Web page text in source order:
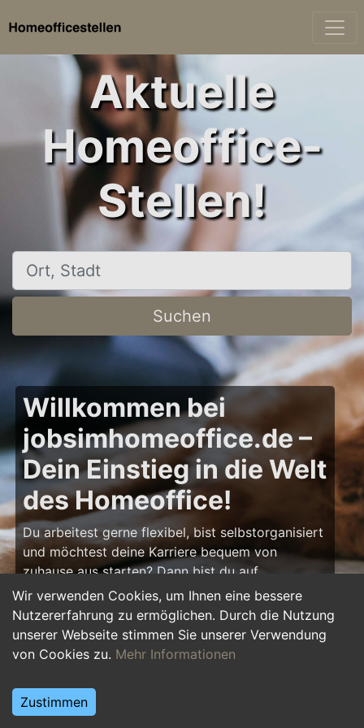
Wir verwenden Cookies, um Ihnen eine bessere
Nutzererfahrung zu ermöglichen. Durch die Nutzung
unserer Webseite stimmen Sie unserer Verwendung
von Cookies zu. Mehr Informationen
Zustimmen
Aktuelle
Homeoffice-
Stellen!
Ort, Stadt
Suchen
Willkommen bei
jobsimhomeoffice.de –
Dein Einstieg in die Welt
des Homeoffice!
Du arbeitest gerne flexibel, bist selbstorganisiert
und möchtest deine Karriere bequem von
zuhause aus starten? Dann bist du auf
jobsimhomeoffice.de genau richtig! Hier findest
du zahlreiche Ausbildungsplätze, Praktika und
Jobs, die komplett oder teilweise im Homeoffice
erledigt werden können – von IT über Marketing
Starte deine Karriere im Homeoffice und gestalte
deinen Arbeitsalltag nach deinen Vorstellungen!